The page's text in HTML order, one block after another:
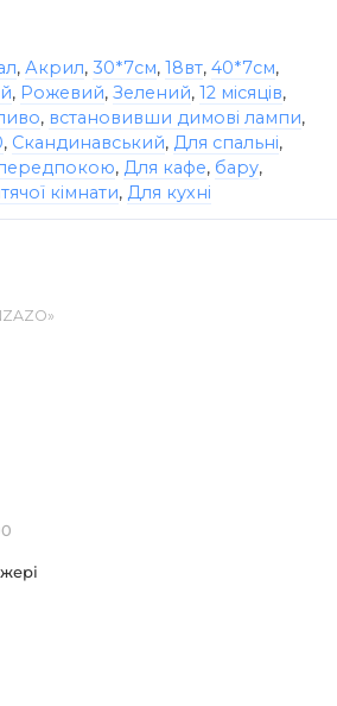
, Акрил, 30*7см, 18вт, 40*7см,
, Рожевий, Зелений, 12 місяців,
, встановивши димові лампи,
, Скандинавський, Для спальні,
, Для кафе, бару,
кімнати, Для кухні